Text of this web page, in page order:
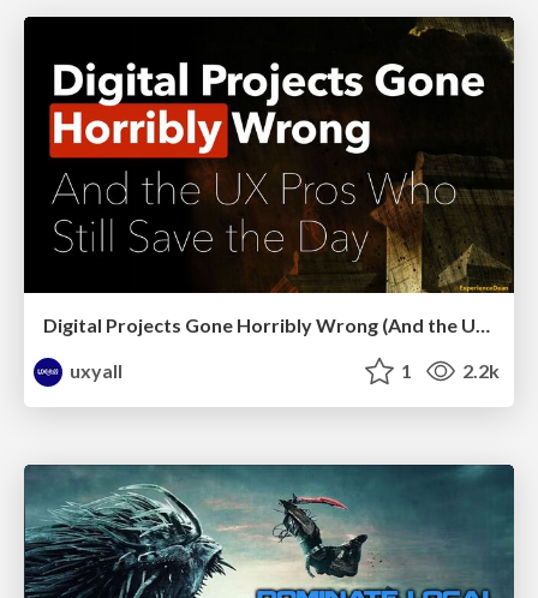
Digital Projects Gone Horribly Wrong (And the UX Pros Who Still Save the Day) - Dean Schuster
uxyall
1 2.2k